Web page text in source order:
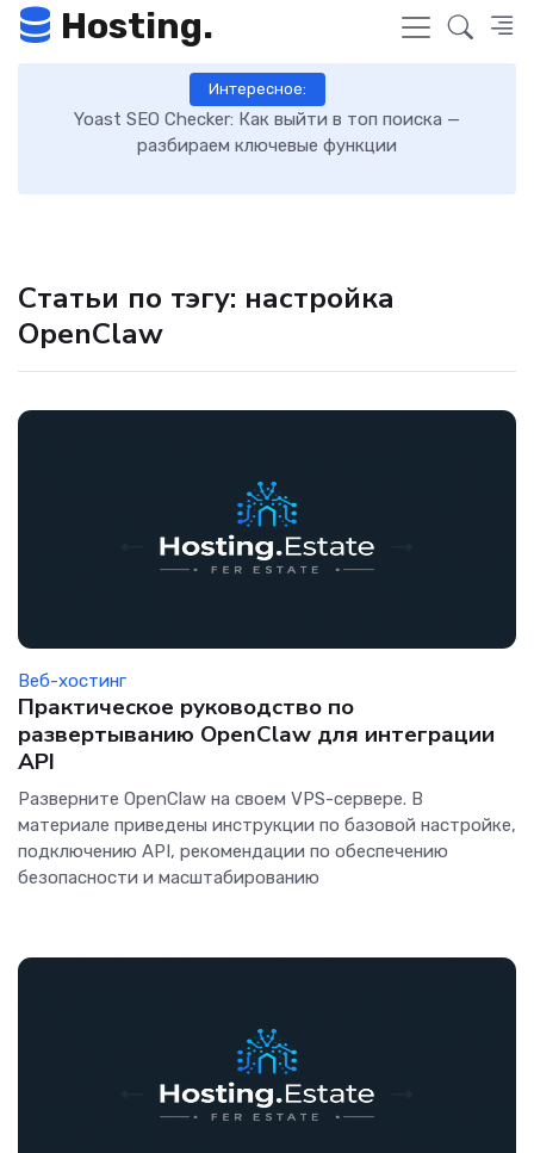
Hosting.
Интересное:
Yoast SEO Checker: Как выйти в топ поиска —
разбираем ключевые функции
Статьи по тэгу: настройка
OpenClaw
Веб-хостинг
Практическое руководство по
развертыванию OpenClaw для интеграции
API
Разверните OpenClaw на своем VPS-сервере. В
материале приведены инструкции по базовой настройке,
подключению API, рекомендации по обеспечению
безопасности и масштабированию